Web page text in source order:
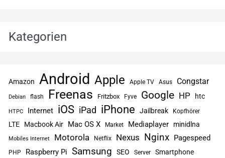
Kategorien
Amazon Android Apple Apple TV Asus Congstar
Debian flash Freenas Fritzbox Fyve Google HP htc
HTPC Internet iOS iPad iPhone Jailbreak Kopfhörer
LTE Macbook Air Mac OS X Market Mediaplayer minidlna
Mobiles Internet Motorola Netflix Nexus Nginx Pagespeed
PHP Raspberry Pi Samsung SEO Server Smartphone